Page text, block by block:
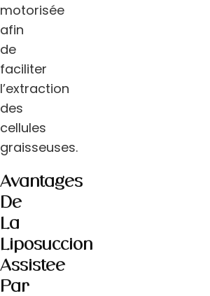
motorisée
afin
de
faciliter
l’extraction
des
cellules
graisseuses.
Avantages
De
La
Liposuccion
Assistée
Par